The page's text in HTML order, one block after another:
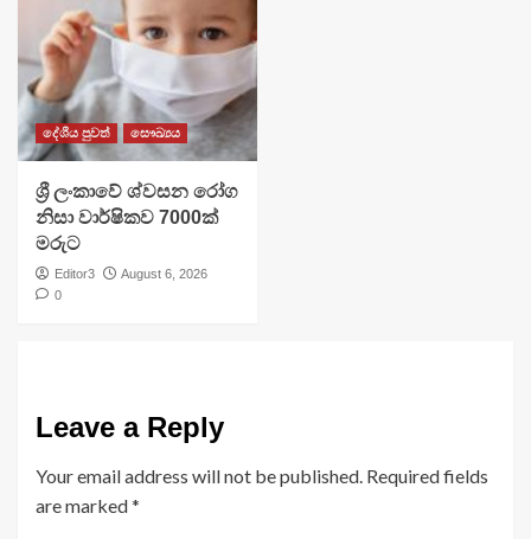
දේශීය පුවත් සෞඛ්‍යය
ශ්‍රී ලංකාවේ ශ්වසන රෝග
නිසා වාර්ෂිකව 7000ක්
මරුට
Editor3
August 6, 2026
0
Leave a Reply
Your email address will not be published. Required fields
are marked*